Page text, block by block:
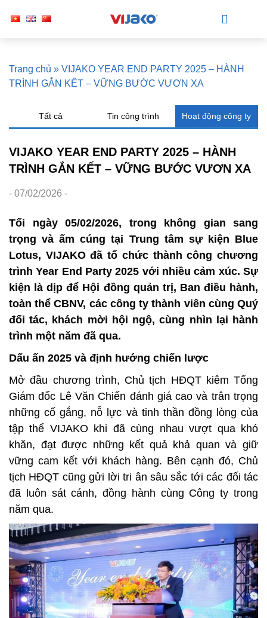
Trang chủ » VIJAKO YEAR END PARTY 2025 – HÀNH
TRÌNH GẮN KẾT – VỮNG BƯỚC VƯƠN XA
Tất cả Tin công trình Hoạt động công ty
VIJAKO YEAR END PARTY 2025 – HÀNH
TRÌNH GẮN KẾT – VỮNG BƯỚC VƯƠN XA
- 07/02/2026 -
Tối ngày 05/02/2026, trong không gian sang
trọng và ấm cúng tại Trung tâm sự kiện Blue
Lotus, VIJAKO đã tổ chức thành công chương
trình Year End Party 2025 với nhiều cảm xúc. Sự
kiện là dịp để Hội đồng quản trị, Ban điều hành,
toàn thể CBNV, các công ty thành viên cùng Quý
đối tác, khách mời hội ngộ, cùng nhìn lại hành
trình một năm đã qua.
Dấu ấn 2025 và định hướng chiến lược
Mở đầu chương trình, Chủ tịch HĐQT kiêm Tổng
Giám đốc Lê Văn Chiến đánh giá cao và trân trọng
những cố gắng, nỗ lực và tinh thần đồng lòng của
tập thể VIJAKO khi đã cùng nhau vượt qua khó
khăn, đạt được những kết quả khả quan và giữ
vững cam kết với khách hàng. Bên cạnh đó, Chủ
tịch HĐQT cũng gửi lời tri ân sâu sắc tới các đối tác
đã luôn sát cánh, đồng hành cùng Công ty trong
năm qua.